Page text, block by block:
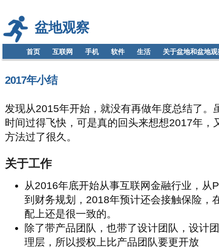
盆地观察
首页 互联网 手机 软件 生活 关于盆地和盆地观
2017年小结
发现从2015年开始，就没有再做年度总结了。
时间过得飞快，可是真的回头来想想2017年，
方法过了很久。
关于工作
从2016年底开始从事互联网金融行业，从
到财务规划，2018年预计还会接触保险，
配上还是很一致的。
除了带产品团队，也带了设计团队，设计
理层，所以授权上比产品团队要更开放